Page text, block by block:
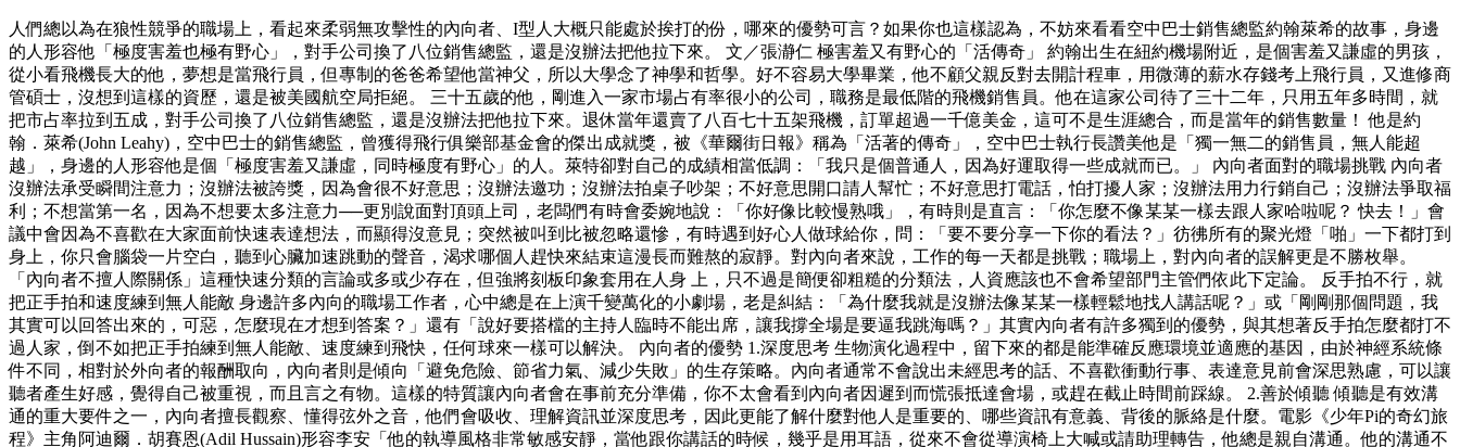
人們總以為在狼性競爭的職場上，看起來柔弱無攻擊性的內向者、I型人大概只能處於挨打的份，哪來的優勢可言？如果你也這樣認為，不妨來看看空中巴士銷售總監約翰萊希的故事，身邊
的人形容他「極度害羞也極有野心」，對手公司換了八位銷售總監，還是沒辦法把他拉下來。 文／張瀞仁 極害羞又有野心的「活傳奇」 約翰出生在紐約機場附近，是個害羞又謙虛的男孩，
從小看飛機長大的他，夢想是當飛行員，但專制的爸爸希望他當神父，所以大學念了神學和哲學。好不容易大學畢業，他不顧父親反對去開計程車，用微薄的薪水存錢考上飛行員，又進修商
管碩士，沒想到這樣的資歷，還是被美國航空局拒絕。 三十五歲的他，剛進入一家市場占有率很小的公司，職務是最低階的飛機銷售員。他在這家公司待了三十二年，只用五年多時間，就
把市占率拉到五成，對手公司換了八位銷售總監，還是沒辦法把他拉下來。退休當年還賣了八百七十五架飛機，訂單超過一千億美金，這可不是生涯總合，而是當年的銷售數量！ 他是約
翰．萊希(John Leahy)，空中巴士的銷售總監，曾獲得飛行俱樂部基金會的傑出成就獎，被《華爾街日報》稱為「活著的傳奇」，空中巴士執行長讚美他是「獨一無二的銷售員，無人能超
越」，身邊的人形容他是個「極度害羞又謙虛，同時極度有野心」的人。萊特卻對自己的成績相當低調：「我只是個普通人，因為好運取得一些成就而已。」 內向者面對的職場挑戰 內向者
沒辦法承受瞬間注意力；沒辦法被誇獎，因為會很不好意思；沒辦法邀功；沒辦法拍桌子吵架；不好意思開口請人幫忙；不好意思打電話，怕打擾人家；沒辦法用力行銷自己；沒辦法爭取福
利；不想當第一名，因為不想要太多注意力──更別說面對頂頭上司，老闆們有時會委婉地說：「你好像比較慢熟哦」，有時則是直言：「你怎麼不像某某一樣去跟人家哈啦呢？ 快去！」會
議中會因為不喜歡在大家面前快速表達想法，而顯得沒意見；突然被叫到比被忽略還慘，有時遇到好心人做球給你，問：「要不要分享一下你的看法？」彷彿所有的聚光燈「啪」一下都打到
身上，你只會腦袋一片空白，聽到心臟加速跳動的聲音，渴求哪個人趕快來結束這漫長而難熬的寂靜。對內向者來說，工作的每一天都是挑戰；職場上，對內向者的誤解更是不勝枚舉。
「內向者不擅人際關係」這種快速分類的言論或多或少存在，但強將刻板印象套用在人身 上，只不過是簡便卻粗糙的分類法，人資應該也不會希望部門主管們依此下定論。 反手拍不行，就
把正手拍和速度練到無人能敵 身邊許多內向的職場工作者，心中總是在上演千變萬化的小劇場，老是糾結：「為什麼我就是沒辦法像某某一樣輕鬆地找人講話呢？」或「剛剛那個問題，我
其實可以回答出來的，可惡，怎麼現在才想到答案？」還有「說好要搭檔的主持人臨時不能出席，讓我撐全場是要逼我跳海嗎？」其實內向者有許多獨到的優勢，與其想著反手拍怎麼都打不
過人家，倒不如把正手拍練到無人能敵、速度練到飛快，任何球來一樣可以解決。 內向者的優勢 1.深度思考 生物演化過程中，留下來的都是能準確反應環境並適應的基因，由於神經系統條
件不同，相對於外向者的報酬取向，內向者則是傾向「避免危險、節省力氣、減少失敗」的生存策略。內向者通常不會說出未經思考的話、不喜歡衝動行事、表達意見前會深思熟慮，可以讓
聽者產生好感，覺得自己被重視，而且言之有物。這樣的特質讓內向者會在事前充分準備，你不太會看到內向者因遲到而慌張抵達會場，或趕在截止時間前踩線。 2.善於傾聽 傾聽是有效溝
通的重大要件之一，內向者擅長觀察、懂得弦外之音，他們會吸收、理解資訊並深度思考，因此更能了解什麼對他人是重要的、哪些資訊有意義、背後的脈絡是什麼。電影《少年Pi的奇幻旅
程》主角阿迪爾．胡賽恩(Adil Hussain)形容李安「他的執導風格非常敏感安靜，當他跟你講話的時候，幾乎是用耳語，從來不會從導演椅上大喊或請助理轉告，他總是親自溝通。他的溝通不